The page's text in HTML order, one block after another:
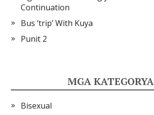
Continuation
Bus ‘trip’ With Kuya
Punit 2
MGA KATEGORYA
Bisexual